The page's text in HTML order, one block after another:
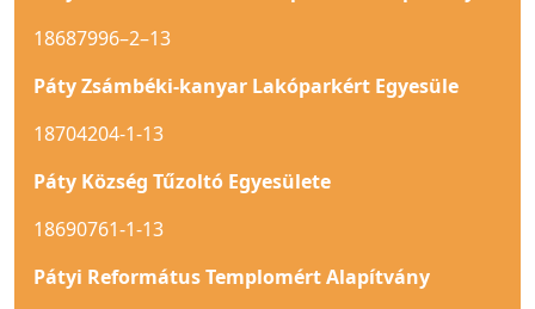
18687996–2–13
Páty Zsámbéki-kanyar Lakóparkért Egyesüle
18704204-1-13
Páty Község Tűzoltó Egyesülete
18690761-1-13
Pátyi Református Templomért Alapítvány